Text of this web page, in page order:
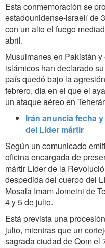
Esta conmemoración se
estadounidense-israelí de
con un alto el fuego
abril.
Musulmanes en Pakistán
islámicos han declarado
país quedó bajo la
febrero, día en el que el
un ataque aéreo en
Irán anuncia fecha
del Líder mártir
Según un comunicado
oficina encargada de
mártir Líder de la
despedida del cuerpo del
Mosala Imam Jomeini de
4 y 5 de julio.
Está prevista una
julio, mientras que un
sagrada ciudad de Qom el